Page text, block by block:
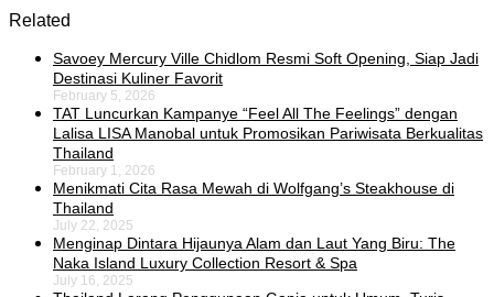
Related
Savoey Mercury Ville Chidlom Resmi Soft Opening, Siap Jadi
Destinasi Kuliner Favorit
February 5, 2026
TAT Luncurkan Kampanye “Feel All The Feelings” dengan
Lalisa LISA Manobal untuk Promosikan Pariwisata Berkualitas
Thailand
February 1, 2026
Menikmati Cita Rasa Mewah di Wolfgang’s Steakhouse di
Thailand
July 22, 2025
Menginap Dintara Hijaunya Alam dan Laut Yang Biru: The
Naka Island Luxury Collection Resort & Spa
July 16, 2025